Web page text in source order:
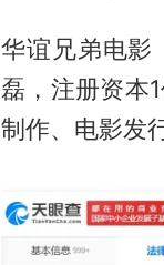
华谊兄弟电影
磊，注册资本
制作、电影发